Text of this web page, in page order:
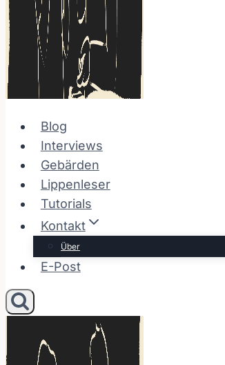
Blog
Interviews
Gebärden
Lippenleser
Tutorials
Kontakt
Über
E-Post